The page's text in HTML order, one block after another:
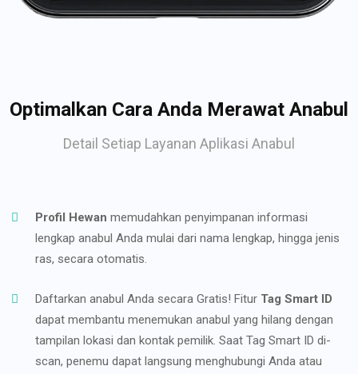
Optimalkan Cara Anda Merawat Anabul
Detail Setiap Layanan Aplikasi Anabul
Profil Hewan memudahkan penyimpanan informasi
lengkap anabul Anda mulai dari nama lengkap, hingga jenis
ras, secara otomatis.
Daftarkan anabul Anda secara Gratis! Fitur Tag Smart ID
dapat membantu menemukan anabul yang hilang dengan
tampilan lokasi dan kontak pemilik. Saat Tag Smart ID di-
scan, penemu dapat langsung menghubungi Anda atau